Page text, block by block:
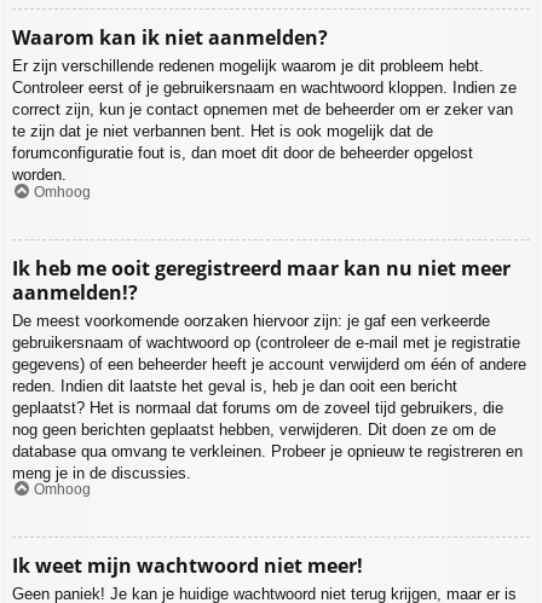
Waarom kan ik niet aanmelden?
Er zijn verschillende redenen mogelijk waarom je dit probleem hebt.
Controleer eerst of je gebruikersnaam en wachtwoord kloppen. Indien ze
correct zijn, kun je contact opnemen met de beheerder om er zeker van
te zijn dat je niet verbannen bent. Het is ook mogelijk dat de
forumconfiguratie fout is, dan moet dit door de beheerder opgelost
worden.
Omhoog
Ik heb me ooit geregistreerd maar kan nu niet meer
aanmelden!?
De meest voorkomende oorzaken hiervoor zijn: je gaf een verkeerde
gebruikersnaam of wachtwoord op (controleer de e-mail met je registratie
gegevens) of een beheerder heeft je account verwijderd om één of andere
reden. Indien dit laatste het geval is, heb je dan ooit een bericht
geplaatst? Het is normaal dat forums om de zoveel tijd gebruikers, die
nog geen berichten geplaatst hebben, verwijderen. Dit doen ze om de
database qua omvang te verkleinen. Probeer je opnieuw te registreren en
meng je in de discussies.
Omhoog
Ik weet mijn wachtwoord niet meer!
Geen paniek! Je kan je huidige wachtwoord niet terug krijgen, maar er is